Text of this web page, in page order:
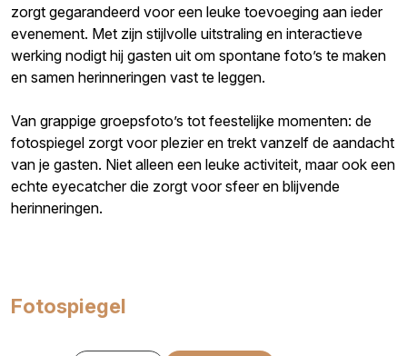
zorgt gegarandeerd voor een leuke toevoeging aan ieder
evenement. Met zijn stijlvolle uitstraling en interactieve
werking nodigt hij gasten uit om spontane foto’s te maken
en samen herinneringen vast te leggen.
Van grappige groepsfoto’s tot feestelijke momenten: de
fotospiegel zorgt voor plezier en trekt vanzelf de aandacht
van je gasten. Niet alleen een leuke activiteit, maar ook een
echte eyecatcher die zorgt voor sfeer en blijvende
herinneringen.
Fotospiegel